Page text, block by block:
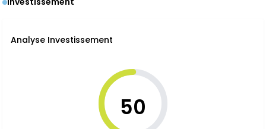
Analyse Investissement
50